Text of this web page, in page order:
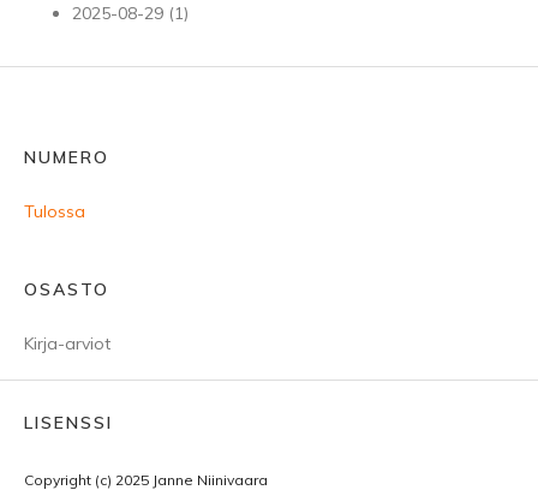
2025-08-29 (1)
NUMERO
Tulossa
OSASTO
Kirja-arviot
LISENSSI
Copyright (c) 2025 Janne Niinivaara